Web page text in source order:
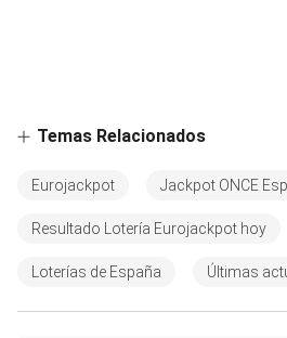
Temas Relacionados
Eurojackpot Jackpot ONCE
Resultado Lotería Eurojackpot hoy
Loterías de España Últimas